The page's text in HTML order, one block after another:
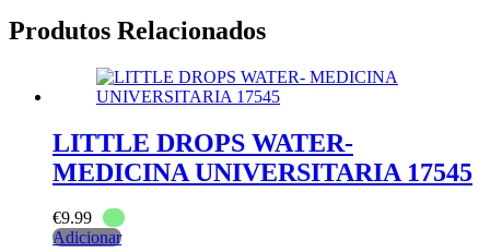
Produtos Relacionados
LITTLE DROPS WATER-
MEDICINA UNIVERSITARIA 17545
€9.99
Adicionar